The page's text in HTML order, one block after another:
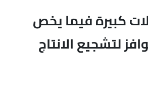
كبيرة فيما يخص
لتشجيع الانتاج